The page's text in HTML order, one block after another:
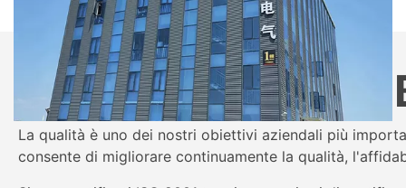
Affidabile qualità
La qualità è uno dei nostri obiettivi aziendali più
consente di migliorare continuamente la qualità,